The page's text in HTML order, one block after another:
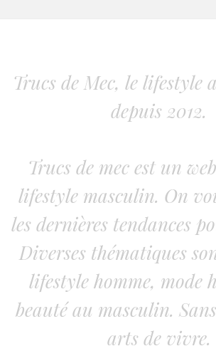
Trucs de Mec, le lifestyle
depuis 2012.
Trucs de mec est un
lifestyle masculin. On
les dernières tendances
Diverses thématiques
lifestyle homme, mode
beauté au masculin.
arts de vivre.